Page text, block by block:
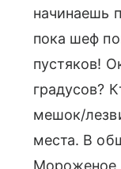
начинаешь
пока шеф
пустяков!
градусов?
мешок/
места. В
Мороженое